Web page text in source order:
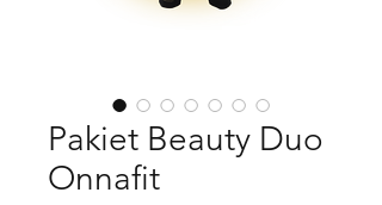
Pakiet Beauty Duo
Onnafit